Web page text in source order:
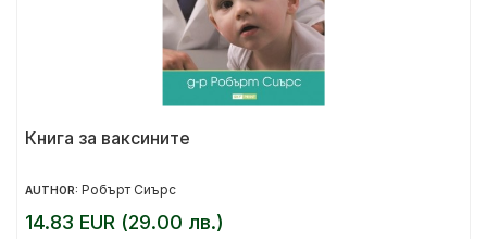
Книга за ваксините
AUTHOR: Рoбърт Сиърс
14.83 EUR (29.00 лв.)